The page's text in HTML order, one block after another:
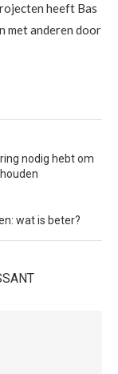
heeft Bas
met anderen door
nodig hebt om
wat is beter?